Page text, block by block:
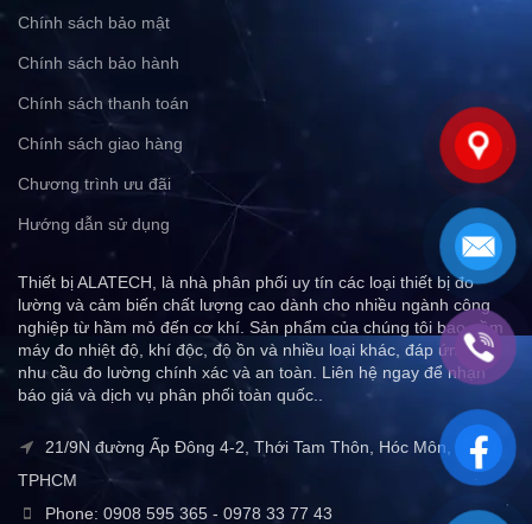
Chính sách bảo mật
Chính sách bảo hành
Chính sách thanh toán
Chính sách giao hàng
Chương trình ưu đãi
Hướng dẫn sử dụng
Thiết bị ALATECH, là nhà phân phối uy tín các loại thiết bị đo
lường và cảm biến chất lượng cao dành cho nhiều ngành công
nghiệp từ hầm mỏ đến cơ khí. Sản phẩm của chúng tôi bao gồm
máy đo nhiệt độ, khí độc, độ ồn và nhiều loại khác, đáp ứng mọi
nhu cầu đo lường chính xác và an toàn. Liên hệ ngay để nhận
báo giá và dịch vụ phân phối toàn quốc..
21/9N đường Ấp Đông 4-2, Thới Tam Thôn, Hóc Môn,
TPHCM
Phone: 0908 595 365 - 0978 33 77 43